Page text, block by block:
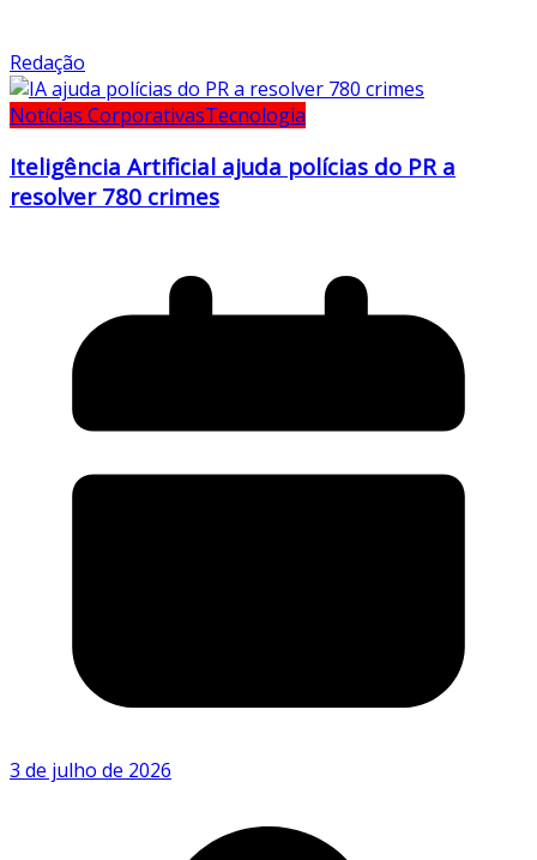
Redação
Notícias CorporativasTecnologia
Iteligência Artificial ajuda polícias do PR a
resolver 780 crimes
3 de julho de 2026